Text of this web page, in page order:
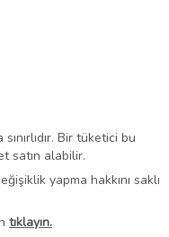
Bir tüketici bu
satın alabilir.
yapma hakkını saklı
tıklayın.